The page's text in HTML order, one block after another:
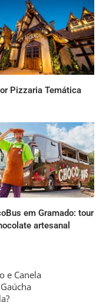
Pizzaria Temática
em Gramado: tour
artesanal
e Canela